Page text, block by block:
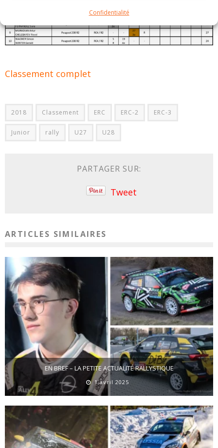
Confidentialité
Classement complet
2018 Classement ERC ERC-2 ERC-3
Junior rally U27 U28
PARTAGER SUR:
Tweet
ARTICLES SIMILAIRES
EN BREF – LA PETITE ACTUALITÉ RALLYSTIQUE
1 avril 2025